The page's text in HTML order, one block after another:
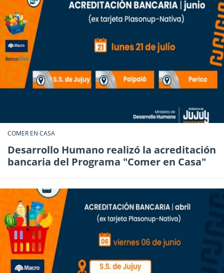
COMER EN CASA
Desarrollo Humano realizó la acreditación
bancaria del Programa "Comer en Casa"